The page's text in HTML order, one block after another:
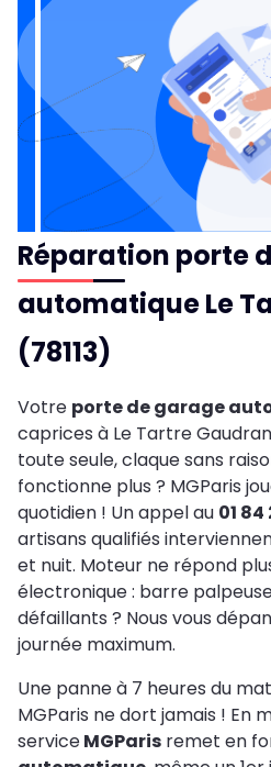
Réparation porte
automatique Le
(78113)
Votre porte de garage
caprices à Le Tartre Gaudran
toute seule, claque sans
fonctionne plus ? MGParis
quotidien ! Un appel au 01
artisans qualifiés
et nuit. Moteur ne répond
électronique : barre
défaillants ? Nous vous
journée maximum.
Une panne à 7 heures du
MGParis ne dort jamais ! En
serviceMGParis remet en